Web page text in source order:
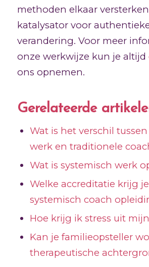
methoden elkaar
katalysator voor
verandering. Voor meer
onze werkwijze kun je altijd
ons opnemen.
Gerelateerde
Wat is het verschil
werk en traditionele
Wat is systemisch werk
Welke accreditatie krijg
systemisch coach
Hoe krijg ik stress uit
Kan je familieopsteller
therapeutische